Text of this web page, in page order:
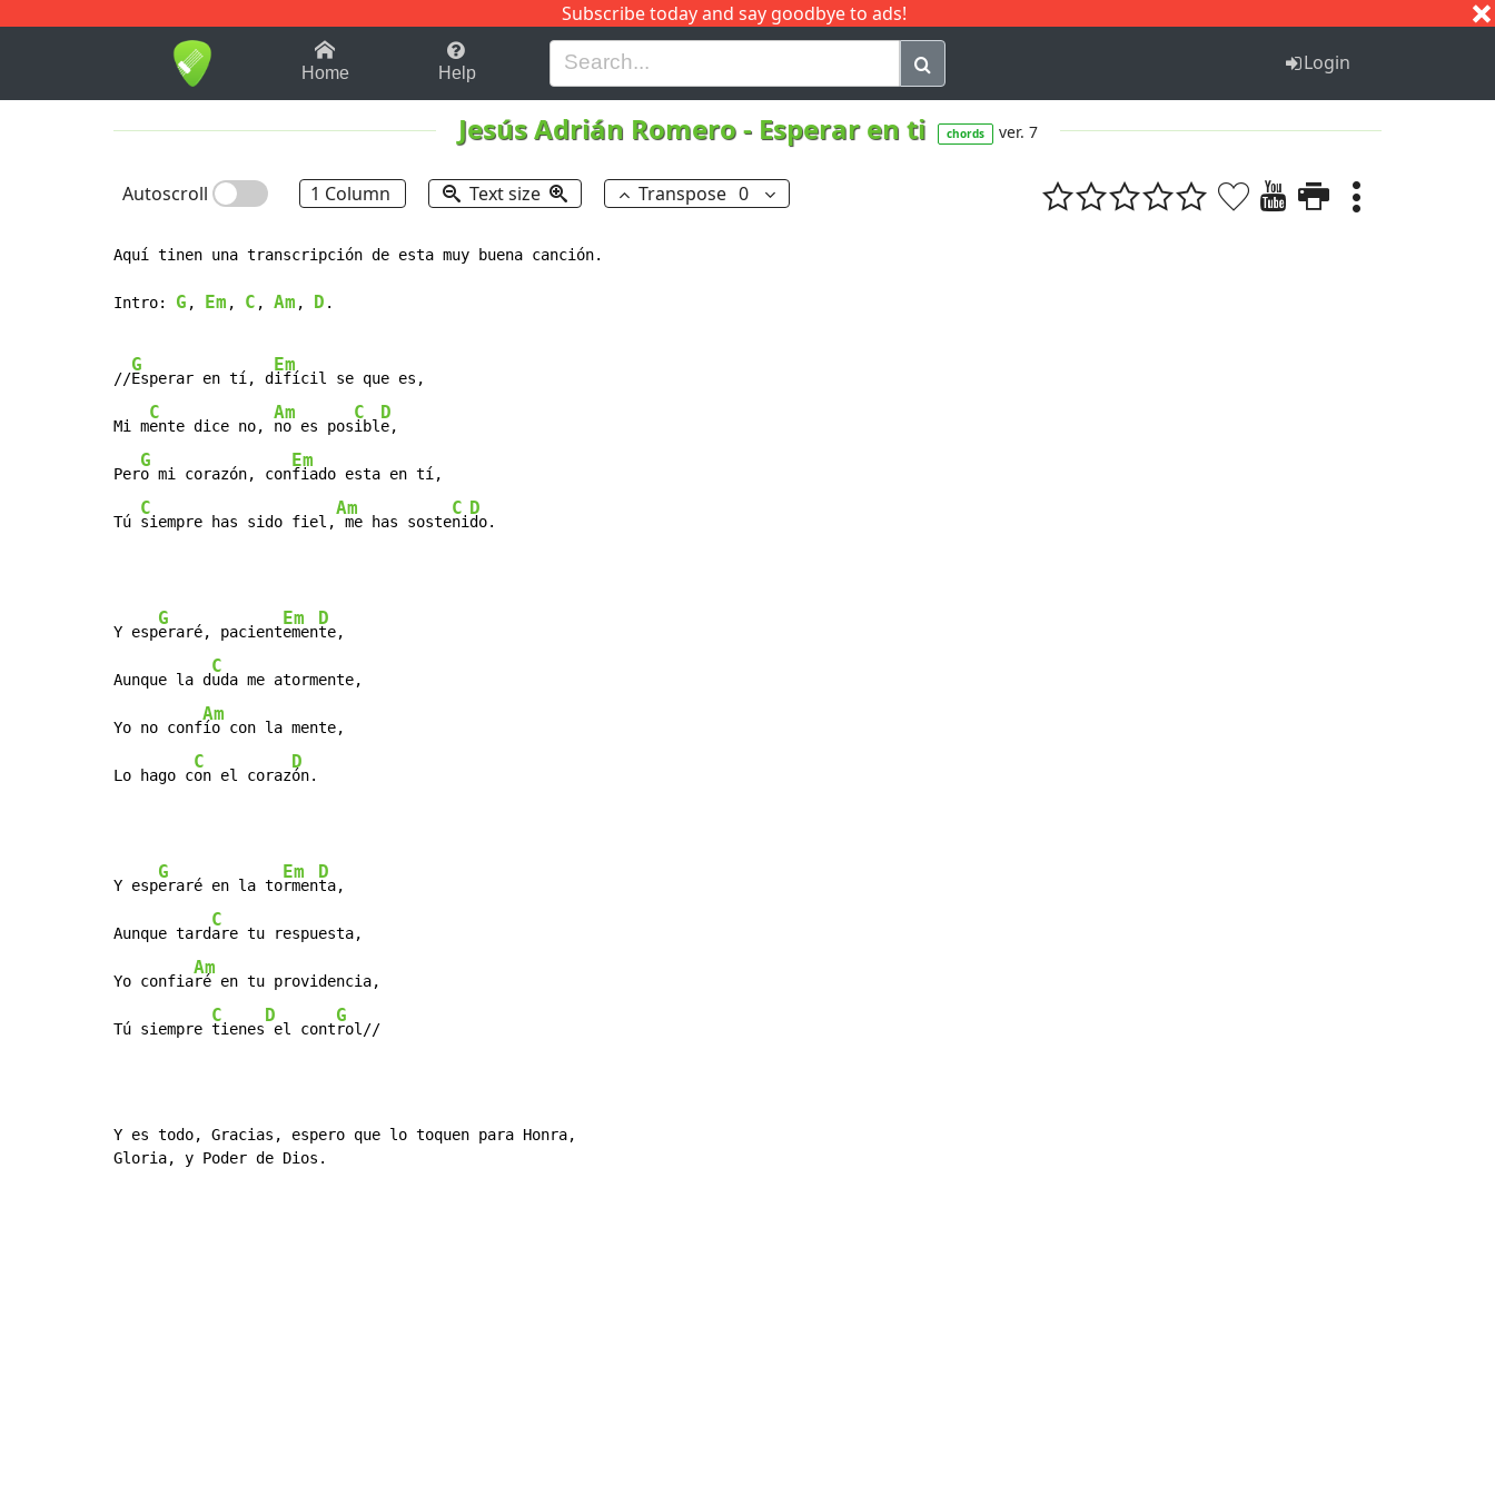
Subscribe today and say goodbye to ads!
1-9 B H I J Q
Home Help Login
Jesús Adrián Romero- Esperar en ti chords ver. 7
Autoscroll 1 Column Text size Transpose 0
Aquí tinen una transcripción de esta muy buena canción.
Intro: G , Em , C , Am , D .
//
G
Esperar en tí, d
Em
ifícil se que es,
Mi m
C
ente dice no,
Am
no es pos
C
ibl
D
e,
Per
G
o mi corazón, con
Em
fiado esta en tí,
Tú
C
siempre has sido fiel,
Am
me has soste
C
ni
D
do.
Y esp
G
eraré, pacient
Em
emen
D
te,
Aunque la d
C
uda me atormente,
Yo no conf
Am
ío con la mente,
Lo hago c
C
on el coraz
D
ón.
Y esp
G
eraré en la to
Em
rmen
D
ta,
Aunque tard
C
are tu respuesta,
Yo confia
Am
ré en tu providencia,
Tú siempre
C
tienes
D
el cont
G
rol//
Y es todo, Gracias, espero que lo toquen para Honra,
Gloria, y Poder de Dios.